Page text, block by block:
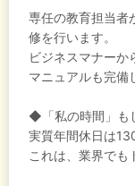
専任の教育担当者
修を行います。
ビジネスマナーか
マニュアルも完備
◆「私の時間」も
実質年間休日は130
これは、業界でも